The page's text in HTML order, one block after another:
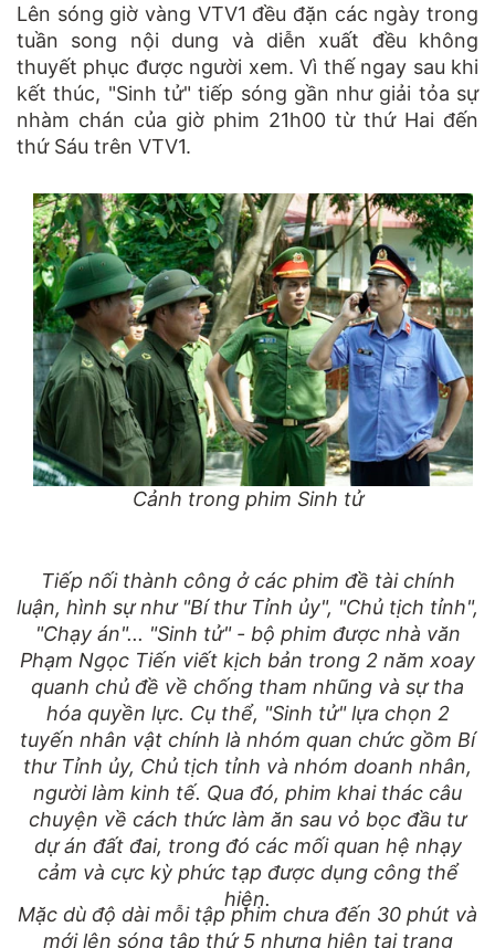
Lên sóng giờ vàng VTV1 đều đặn các ngày trong
tuần song nội dung và diễn xuất đều không
thuyết phục được người xem. Vì thế ngay sau khi
kết thúc, "Sinh tử" tiếp sóng gần như giải tỏa sự
nhàm chán của giờ phim 21h00 từ thứ Hai đến
thứ Sáu trên VTV1.
Cảnh trong phim Sinh tử
Tiếp nối thành công ở các phim đề tài chính
luận, hình sự như "Bí thư Tỉnh ủy", "Chủ tịch tỉnh",
"Chạy án"... "Sinh tử" - bộ phim được nhà văn
Phạm Ngọc Tiến viết kịch bản trong 2 năm xoay
quanh chủ đề về chống tham nhũng và sự tha
hóa quyền lực. Cụ thể, "Sinh tử" lựa chọn 2
tuyến nhân vật chính là nhóm quan chức gồm Bí
thư Tỉnh ủy, Chủ tịch tỉnh và nhóm doanh nhân,
người làm kinh tế. Qua đó, phim khai thác câu
chuyện về cách thức làm ăn sau vỏ bọc đầu tư
dự án đất đai, trong đó các mối quan hệ nhạy
cảm và cực kỳ phức tạp được dụng công thể
hiện.
Mặc dù độ dài mỗi tập phim chưa đến 30 phút và
mới lên sóng tập thứ 5 nhưng hiện tại trang